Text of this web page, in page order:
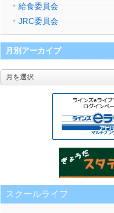
給食委員会
JRC委員会
月別アーカイブ
月
別
スクールライフ